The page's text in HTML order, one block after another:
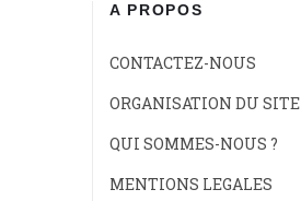
A PROPOS
CONTACTEZ-NOUS
ORGANISATION DU SITE
QUI SOMMES-NOUS ?
MENTIONS LEGALES